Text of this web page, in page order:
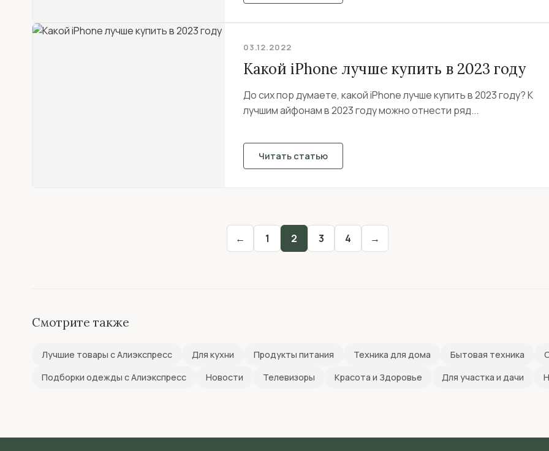
03.12.2022
Какой iPhone лучше купить в 2023 году
До сих пор думаете, какой iPhone лучше купить в 2023 году? К
лучшим айфонам в 2023 году можно отнести ряд...
Читать статью
← 1 2 3 4 →
Смотрите также
Лучшие товары с Алиэкспресс Для кухни Продукты питания Техника для дома Бытовая техника
Подборки одежды с Алиэкспресс
Новости Телевизоры Красота и Здоровье Для участка и дачи